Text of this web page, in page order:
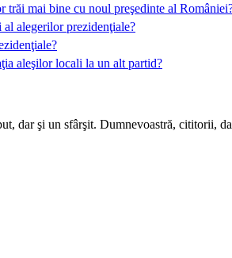
trăi mai bine cu noul preşedinte al
alegerilor prezidenţiale?
aleşilor locali la un alt partid?
dar şi un sfârşit. Dumnevoastră, cititorii,